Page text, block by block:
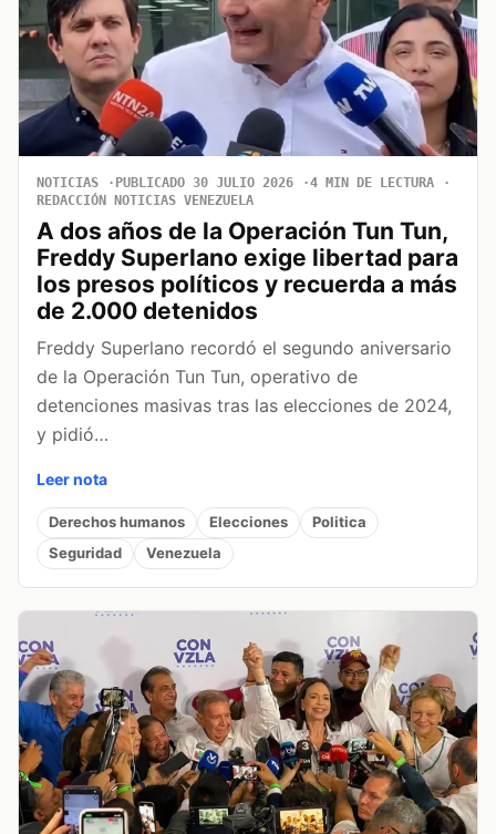
NOTICIAS PUBLICADO 30 JULIO 2026
4 MIN DE LECTURA
REDACCIÓN NOTICIAS VENEZUELA
A dos años de la Operación Tun Tun,
Freddy Superlano exige libertad para
los presos políticos y recuerda a más
de 2.000 detenidos
Freddy Superlano recordó el segundo aniversario
de la Operación Tun Tun, operativo de
detenciones masivas tras las elecciones de 2024,
y pidió…
Leer nota
Derechos humanos Elecciones
Politica
Seguridad
Venezuela